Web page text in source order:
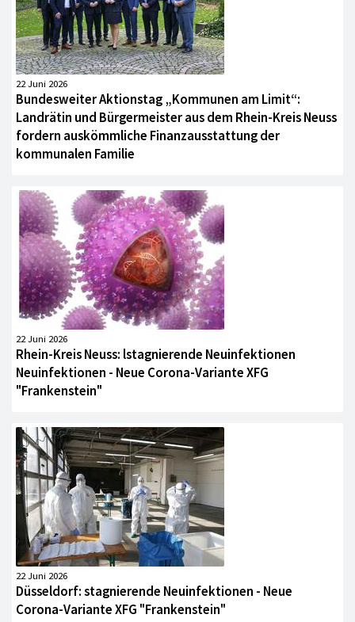
22 Juni 2026
Bundesweiter Aktionstag „Kommunen am Limit“:
Landrätin und Bürgermeister aus dem Rhein-Kreis Neuss
fordern auskömmliche Finanzausstattung der
kommunalen Familie
22 Juni 2026
Rhein-Kreis Neuss: lstagnierende Neuinfektionen
Neuinfektionen - Neue Corona-Variante XFG
"Frankenstein"
22 Juni 2026
Düsseldorf: stagnierende Neuinfektionen - Neue
Corona-Variante XFG "Frankenstein"